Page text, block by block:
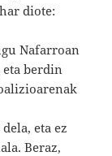
diote:
Nafarroan
berdin
eta ez
Beraz,